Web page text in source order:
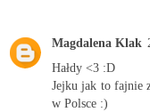
Magdalena Klak
Hałdy <3 :D
Jejku jak to fajnie
w Polsce :)